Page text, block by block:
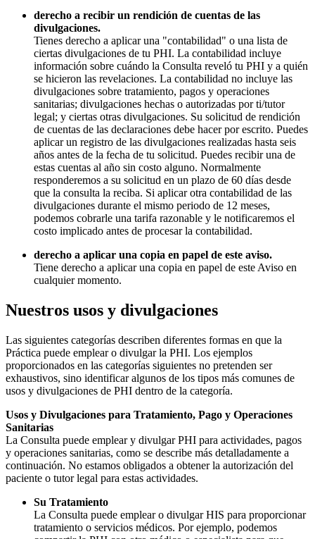
derecho a recibir un rendición de cuentas de las
divulgaciones.
Tienes derecho a aplicar una "contabilidad" o una lista de
ciertas divulgaciones de tu PHI. La contabilidad incluye
información sobre cuándo la Consulta reveló tu PHI y a quién
se hicieron las revelaciones. La contabilidad no incluye las
divulgaciones sobre tratamiento, pagos y operaciones
sanitarias; divulgaciones hechas o autorizadas por ti/tutor
legal; y ciertas otras divulgaciones. Su solicitud de rendición
de cuentas de las declaraciones debe hacer por escrito. Puedes
aplicar un registro de las divulgaciones realizadas hasta seis
años antes de la fecha de tu solicitud. Puedes recibir una de
estas cuentas al año sin costo alguno. Normalmente
responderemos a su solicitud en un plazo de 60 días desde
que la consulta la reciba. Si aplicar otra contabilidad de las
divulgaciones durante el mismo periodo de 12 meses,
podemos cobrarle una tarifa razonable y le notificaremos el
costo implicado antes de procesar la contabilidad.
derecho a aplicar una copia en papel de este aviso.
Tiene derecho a aplicar una copia en papel de este Aviso en
cualquier momento.
Nuestros usos y divulgaciones
Las siguientes categorías describen diferentes formas en que la
Práctica puede emplear o divulgar la PHI. Los ejemplos
proporcionados en las categorías siguientes no pretenden ser
exhaustivos, sino identificar algunos de los tipos más comunes de
usos y divulgaciones de PHI dentro de la categoría.
Usos y Divulgaciones para Tratamiento, Pago y Operaciones
Sanitarias
La Consulta puede emplear y divulgar PHI para actividades, pagos
y operaciones sanitarias, como se describe más detalladamente a
continuación. No estamos obligados a obtener la autorización del
paciente o tutor legal para estas actividades.
Su Tratamiento
La Consulta puede emplear o divulgar HIS para proporcionar
tratamiento o servicios médicos. Por ejemplo, podemos